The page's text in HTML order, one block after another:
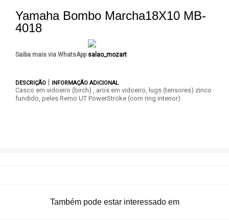
Yamaha Bombo Marcha18X10 MB-
4018
Saiba mais via WhatsApp
DESCRIÇÃO | INFORMAÇÃO ADICIONAL
Casco em vidoeiro (birch) , aros em vidoeiro, lugs (tensores) zinco
fundido, peles Remo UT PowerStroke (com ring interior)
Também pode estar interessado em